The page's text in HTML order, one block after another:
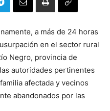
a más de 24 horas
en el sector rural
Negro, provincia de
autoridades pertinentes
afectada y vecinos
abandonados por las